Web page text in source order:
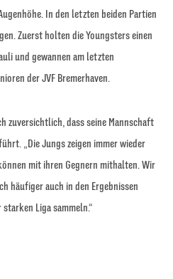
In den letzten beiden Partien
Zuerst holten die Youngsters einen
und gewannen am letzten
der JVF Bremerhaven.
zuversichtlich, dass seine Mannschaft
„Die Jungs zeigen immer wieder
mit ihren Gegnern mithalten. Wir
häufiger auch in den Ergebnissen
Liga sammeln.“